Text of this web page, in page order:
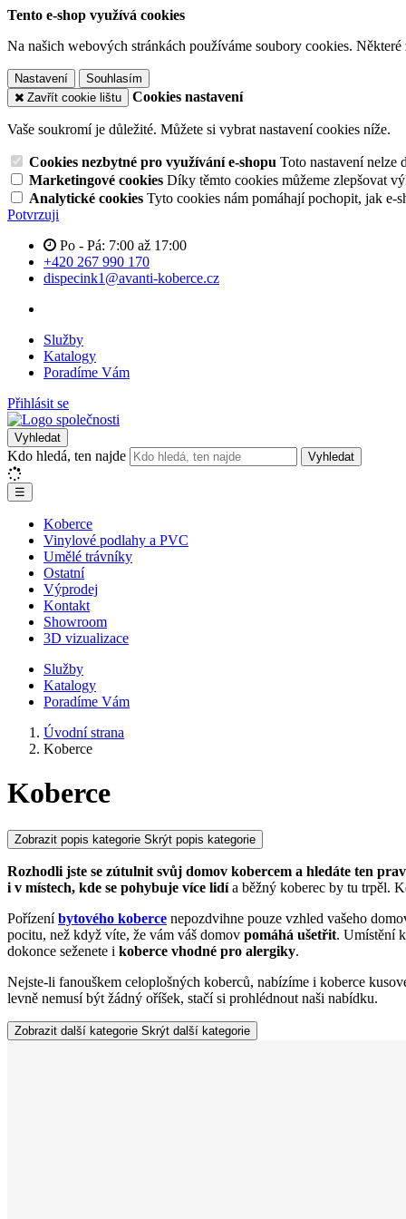
Tento e-shop využívá cookies
Na našich webových stránkách používáme soubory cookies.
Nastavení
Souhlasím
Zavřít cookie lištu
Cookies nastavení
Vaše soukromí je důležité. Můžete si vybrat nastavení cookies níže.
Cookies nezbytné pro využívání e-shopu Toto nastavení nelze
Marketingové cookies Díky těmto cookies můžeme zlepšovat
Analytické cookies Tyto cookies nám pomáhají pochopit, jak e-
Potvrzuji
Po - Pá: 7:00 až 17:00
+420 267 990 170
dispecink1@avanti-koberce.cz
Služby
Katalogy
Poradíme Vám
Přihlásit se
Vyhledat
Kdo hledá, ten najde Vyhledat
☰
Koberce
Vinylové podlahy a PVC
Umělé trávníky
Ostatní
Výprodej
Kontakt
Showroom
3D vizualizace
Služby
Katalogy
Poradíme Vám
Úvodní strana
Koberce
Koberce
Zobrazit popis kategorie Skrýt popis kategorie
Rozhodli jste se zútulnit svůj domov kobercem a hledáte ten
i v místech, kde se pohybuje více lidía běžný koberec by tu trpěl.
Pořízeníbytového koberce nepozdvihne pouze vzhled vašeho
pocitu, než když víte, že vám váš domov pomáhá ušetřit. Umístění
dokonce seženete i koberce vhodné pro alergiky.
Nejste-li fanouškem celoplošných koberců, nabízíme i koberce
levně nemusí být žádný oříšek, stačí si prohlédnout naši nabídku.
Zobrazit další kategorie Skrýt další kategorie